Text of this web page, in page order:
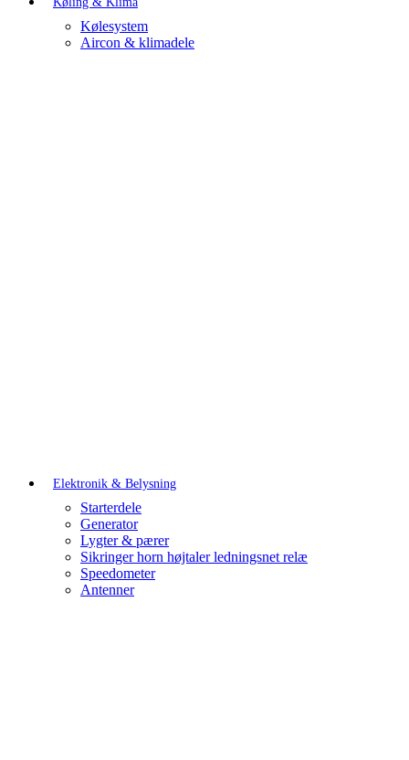
Kølesystem
Aircon & klimadele
Elektronik & Belysning
Starterdele
Generator
Lygter & pærer
Sikringer horn højtaler ledningsnet relæ
Speedometer
Antenner